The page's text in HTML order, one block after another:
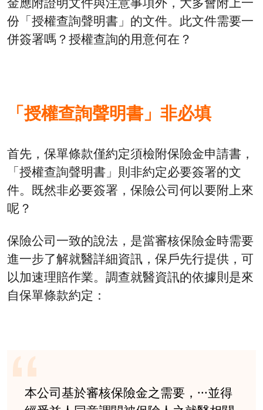
份「授權查詢聲明書」的文件。此文件需要一
併簽署嗎？授權查詢的用意何在？
「授權查詢聲明書」非必填
首先，保單條款僅約定須檢附保險金申請書，
「授權查詢聲明書」則非約定必要簽署的文
件。既然非必要簽署，保險公司何以要附上來
呢？
保險公司一致的說法，是當審核保險金時需要
進一步了解就醫詳細資訊，保戶先行提供，可
以加速理賠作業。調查就醫資訊的依據則是來
自保單條款約定：
本公司基於審核保險金之需要，···並得